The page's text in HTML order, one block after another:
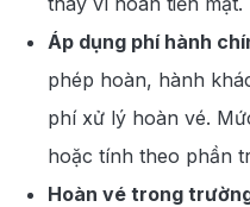
Áp dụng phí hành
phép hoàn, hành
phí xử lý hoàn vé.
hoặc tính theo phần
Hoàn vé trong